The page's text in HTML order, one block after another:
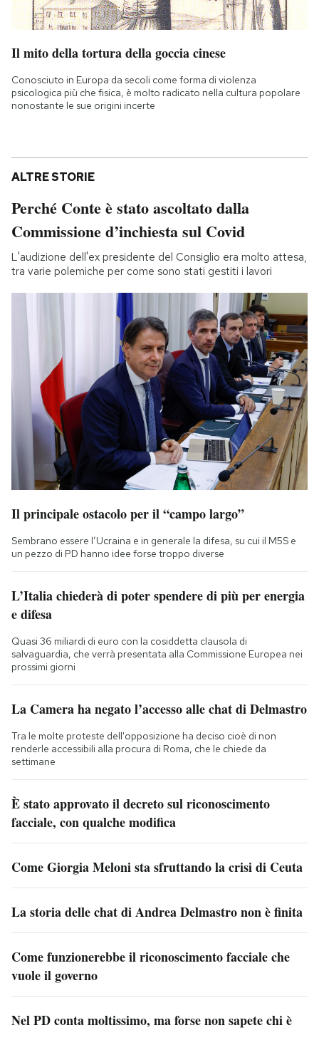
Il mito della tortura della goccia cinese
Conosciuto in Europa da secoli come forma di violenza
psicologica più che fisica, è molto radicato nella cultura popolare
nonostante le sue origini incerte
ALTRE STORIE
Perché Conte è stato ascoltato dalla
Commissione d’inchiesta sul Covid
L'audizione dell'ex presidente del Consiglio era molto attesa,
tra varie polemiche per come sono stati gestiti i lavori
Il principale ostacolo per il “campo largo”
Sembrano essere l’Ucraina e in generale la difesa, su cui il M5S e
un pezzo di PD hanno idee forse troppo diverse
L’Italia chiederà di poter spendere di più per energia
e difesa
Quasi 36 miliardi di euro con la cosiddetta clausola di
salvaguardia, che verrà presentata alla Commissione Europea nei
prossimi giorni
La Camera ha negato l’accesso alle chat di Delmastro
Tra le molte proteste dell'opposizione ha deciso cioè di non
renderle accessibili alla procura di Roma, che le chiede da
settimane
È stato approvato il decreto sul riconoscimento
facciale, con qualche modifica
Come Giorgia Meloni sta sfruttando la crisi di Ceuta
La storia delle chat di Andrea Delmastro non è finita
Come funzionerebbe il riconoscimento facciale che
vuole il governo
Nel PD conta moltissimo, ma forse non sapete chi è